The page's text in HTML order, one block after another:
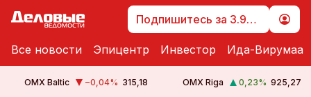
Подпишитесь за 3.99 €
Все новости Эпицентр Инвестор Ида-Вирумаа
OMX Baltic −0,04% 315,18 OMX Riga 0,23% 925,27